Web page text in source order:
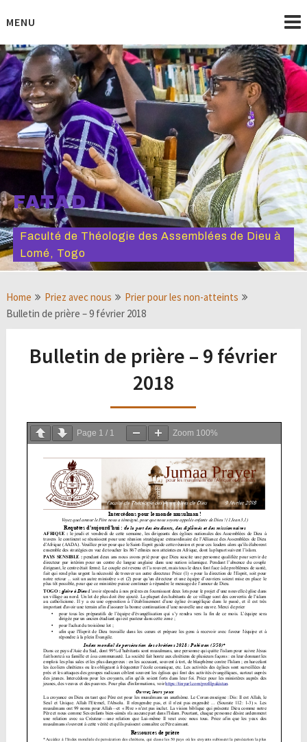
toMENU
FATAD
Faculté de Théologie des Assemblées de Dieu à
Lomé, Togo
Home Priez avec nous
Prier pour les non-atteints
Bulletin de prière – 9 février 2018
Bulletin de prière – 9 février
2018
Page 1 / 1 Zoom 100%